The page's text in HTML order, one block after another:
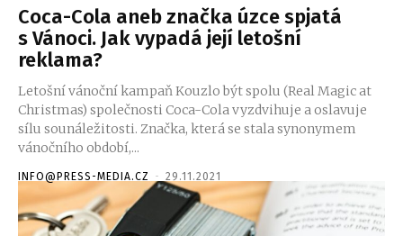
Coca-Cola aneb značka úzce spjatá
s Vánoci. Jak vypadá její letošní
reklama?
Letošní vánoční kampaň Kouzlo být spolu (Real Magic at
Christmas) společnosti Coca-Cola vyzdvihuje a oslavuje
sílu sounáležitosti. Značka, která se stala synonymem
vánočního období,...
INFO@PRESS-MEDIA.CZ - 29.11.2021